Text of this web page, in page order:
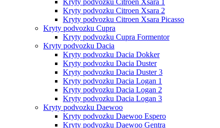
Kryty podvozku Citroen Xsara 1
Kryty podvozku Citroen Xsara 2
Kryty podvozku Citroen Xsara Picasso
Kryty podvozku Cupra
Kryty podvozku Cupra Formentor
Kryty podvozku Dacia
Kryty podvozku Dacia Dokker
Kryty podvozku Dacia Duster
Kryty podvozku Dacia Duster 3
Kryty podvozku Dacia Logan 1
Kryty podvozku Dacia Logan 2
Kryty podvozku Dacia Logan 3
Kryty podvozku Daewoo
Kryty podvozku Daewoo Espero
Kryty podvozku Daewoo Gentra